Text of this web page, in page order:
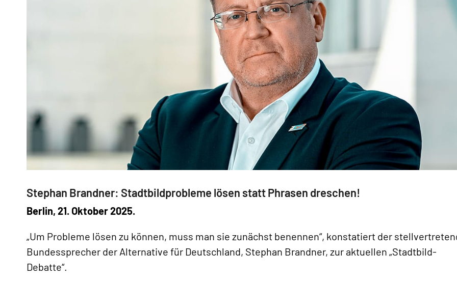
Stephan Brandner: Stadtbildprobleme lösen statt Phrasen dreschen!
Berlin, 21. Oktober 2025.
„Um Probleme lösen zu können, muss man sie zunächst benennen“, konstatiert der
Bundessprecher der Alternative für Deutschland, Stephan Brandner, zur aktuellen „Stadtbild-
Debatte“.